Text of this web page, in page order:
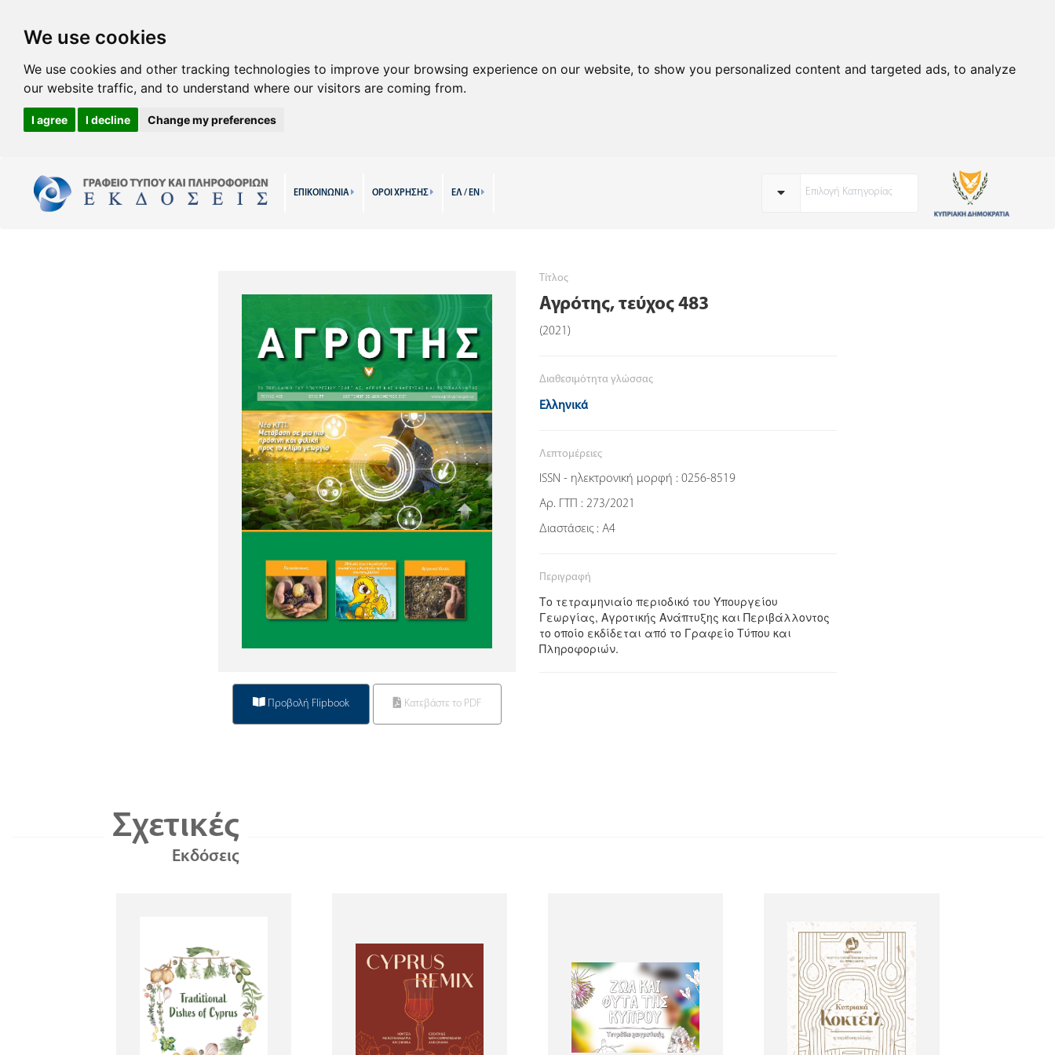
We use cookies
We use cookies and other tracking technologies to improve your browsing experience on our website, to show you personalized content and targeted ads, to analyze
our website traffic, and to understand where our visitors are coming from.
I agree I decline Change my preferences
ΕΠΙΚΟΙΝΩΝΙΑ ΟΡΟΙ ΧΡΗΣΗΣ ΕΛ / EN Επιλογή Κατηγορίας
Προβολή Flipbook Κατεβάστε το PDF
Τίτλος
Αγρότης, τεύχος 483
(2021)
Διαθεσιμότητα γλώσσας
Ελληνικά
Λεπτομέρειες
ISSN - ηλεκτρονική μορφή : 0256-8519
Αρ. ΓΤΠ : 273/2021
Διαστάσεις : Α4
Περιγραφή
Το τετραμηνιαίο περιοδικό του Υπουργείου
Γεωργίας, Αγροτικής Ανάπτυξης και Περιβάλλοντος
το οποίο εκδίδεται από το Γραφείο Τύπου και
Πληροφοριών.
Σχετικές
Εκδόσεις